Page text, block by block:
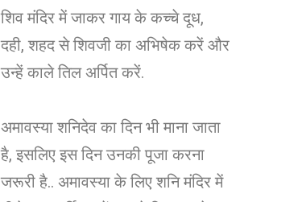
शिव मंदिर में जाकर गाय के कच्चे दूध,
दही, शहद से शिवजी का अभिषेक करें और
उन्हें काले तिल अर्पित करें.
अमावस्या शनिदेव का दिन भी माना जाता
है, इसलिए इस दिन उनकी पूजा करना
जरूरी है.. अमावस्या के लिए शनि मंदिर में